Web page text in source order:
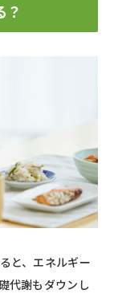
？
と、エネルギー
代謝もダウンし